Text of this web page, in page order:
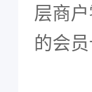
层商
的会